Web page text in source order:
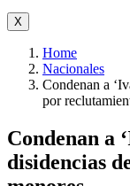
X
Home
Nacionales
Condenan a
por
Condenan a
disidencias